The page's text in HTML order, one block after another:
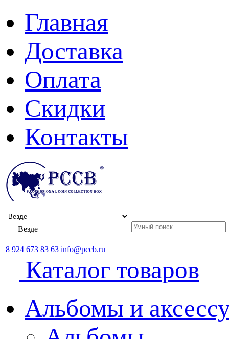
Главная
Доставка
Оплата
Скидки
Контакты
Везде
8 924 673 83 63 info@pccb.ru
Каталог товаров
Альбомы и